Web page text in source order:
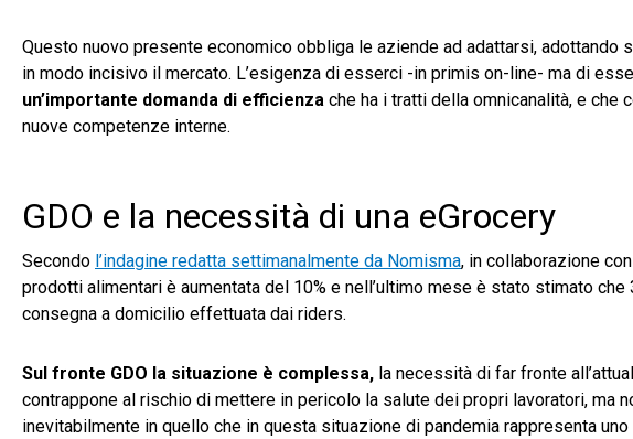
Questo nuovo presente economico obbliga le aziende ad adattarsi,
in modo incisivo il mercato. L’esigenza di esserci -in primis on-line- ma di
un’importante domanda di efficienza che ha i tratti della omnicanalità, e
nuove competenze interne.
GDO e la necessità di una eGrocery
Secondo l’indagine redatta settimanalmente da Nomisma, in collaborazione
prodotti alimentari è aumentata del 10% e nell’ultimo mese è stato stimato
consegna a domicilio effettuata dai riders.
Sul fronte GDO la situazione è complessa, la necessità di far fronte
contrappone al rischio di mettere in pericolo la salute dei propri lavoratori, ma
inevitabilmente in quello che in questa situazione di pandemia rappresenta